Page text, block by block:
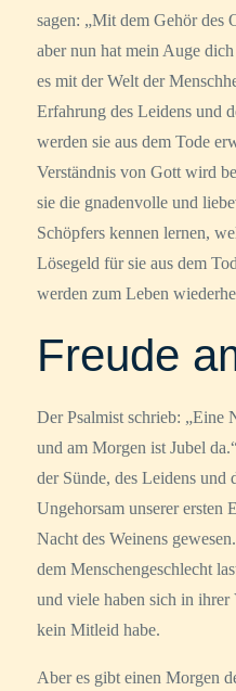
sagen: „Mit dem Gehör des
aber nun hat mein Auge
es mit der Welt der
Erfahrung des Leidens und
werden sie aus dem Tode
Verständnis von Gott wird
sie die gnadenvolle und
Schöpfers kennen lernen,
Lösegeld für sie aus dem
werden zum Leben
Freude
Der Psalmist schrieb: „Eine
und am Morgen ist Jubel
der Sünde, des Leidens und
Ungehorsam unserer ersten
Nacht des Weinens
dem Menschengeschlecht
und viele haben sich in
kein Mitleid habe.
Aber es gibt einen Morgen